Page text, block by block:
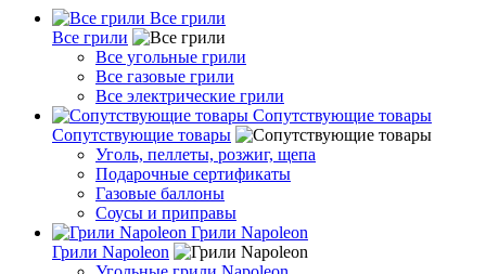
Все грили
Все грили
Все угольные грили
Все газовые грили
Все электрические грили
Сопутствующие товары
Сопутствующие товары
Уголь, пеллеты, розжиг, щепа
Подарочные сертификаты
Газовые баллоны
Соусы и приправы
Грили Napoleon
Грили Napoleon